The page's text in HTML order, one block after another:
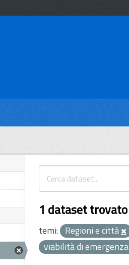
1 dataset trovato
temi: Regioni e città
viabilità di emergenza